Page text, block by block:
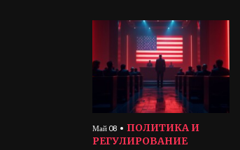
Май 08
ПОЛИТИКА И
РЕГУЛИРОВАНИЕ